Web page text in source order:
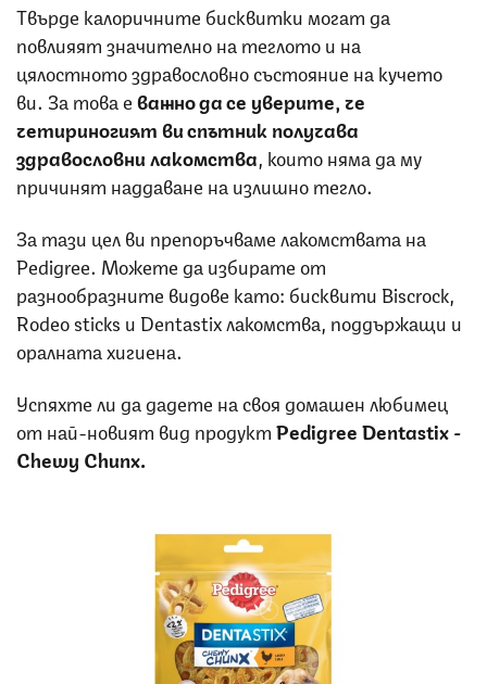
Твърде калоричните бисквитки могат да
повлияят значително на теглото и на
цялостното здравословно състояние на кучето
ви. За това еважно да се уверите, че
четириногият ви спътник получава
здравословни лакомства, които няма да му
причинят наддаване на излишно тегло.
За тази цел ви препоръчваме лакомствата на
Pedigree. Можете да избирате от
разнообразните видове като: бисквити Biscrock,
Rodeo sticks и Dentastix лакомства, поддържащи и
оралната хигиена.
Успяхте ли да дадете на своя домашен любимец
от най-новият вид продуктPedigree Dentastix-
Chewy Chunx.